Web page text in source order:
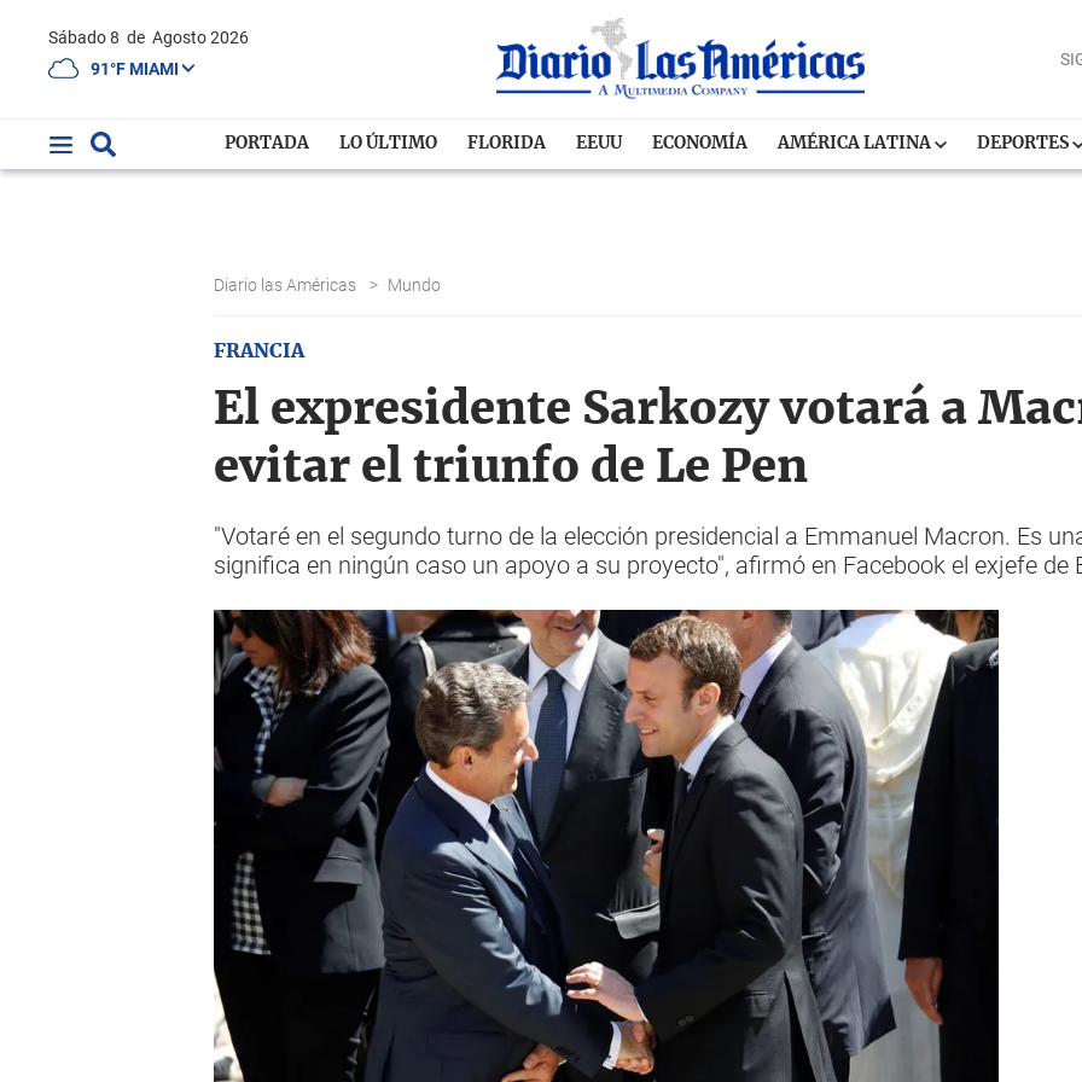
Sábado 8 de Agosto 2026
91°F MIAMI
PORTADA LO ÚLTIMO FLORIDA EEUU ECONOMÍA AMÉRICA LATINA DEPORTES
Diario las Américas > Mundo
FRANCIA
El expresidente Sarkozy votará a
evitar el triunfo de Le Pen
"Votaré en el segundo turno de la elección presidencial a Emmanuel Macron. Es
significa en ningún caso un apoyo a su proyecto", afirmó en Facebook el exjefe de